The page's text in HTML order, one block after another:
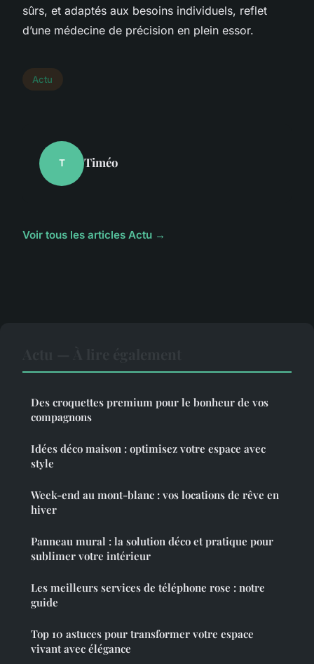
sûrs, et adaptés aux besoins individuels, reflet
d’une médecine de précision en plein essor.
Actu
T Timéo
Voir tous les articles Actu →
Des croquettes premium pour le bonheur de vos
compagnons
Idées déco maison : optimisez votre espace avec
style
Week-end au mont-blanc : vos locations de rêve en
hiver
Panneau mural : la solution déco et pratique pour
sublimer votre intérieur
Les meilleurs services de téléphone rose : notre
guide
Top 10 astuces pour transformer votre espace
vivant avec élégance